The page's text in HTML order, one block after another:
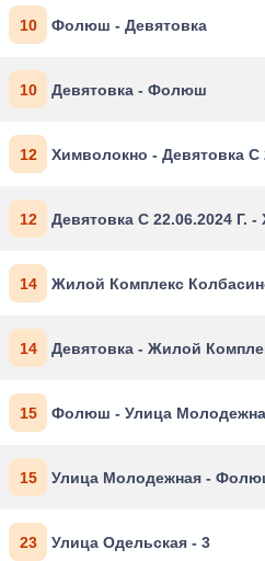
10 Фолюш - Девятовка
10 Девятовка - Фолюш
12 Химволокно - Девятовка С
12 Девятовка С 22.06.2024 Г.
14 Жилой Комплекс
14 Девятовка - Жилой
15 Фолюш - Улица
15 Улица Молодежная -
23 Улица Одельская - 3